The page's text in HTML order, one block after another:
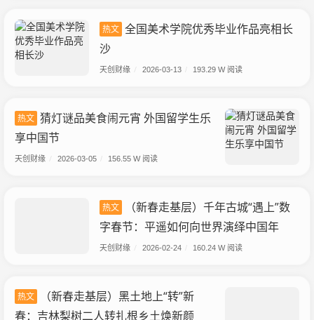
热文 全国美术学院优秀毕业作品亮相长
沙
天创财缘 2026-03-13 193.29 W 阅读
热文 猜灯谜品美食闹元宵 外国留学生乐
享中国节
天创财缘 2026-03-05 156.55 W 阅读
热文
（新春走基层）千年古城“遇上”数
字春节：平遥如何向世界演绎中国年
天创财缘 2026-02-24 160.24 W 阅读
热文
（新春走基层）黑土地上“转”新
春：吉林梨树二人转扎根乡土焕新颜